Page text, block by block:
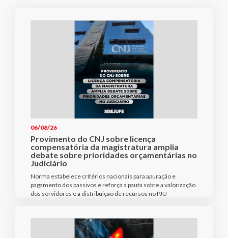
06/08/26
Provimento do CNJ sobre licença
compensatória da magistratura amplia
debate sobre prioridades orçamentárias no
Judiciário
Norma estabelece critérios nacionais para apuração e
pagamento dos passivos e reforça a pauta sobre a valorização
dos servidores e a distribuição de recursos no PJU